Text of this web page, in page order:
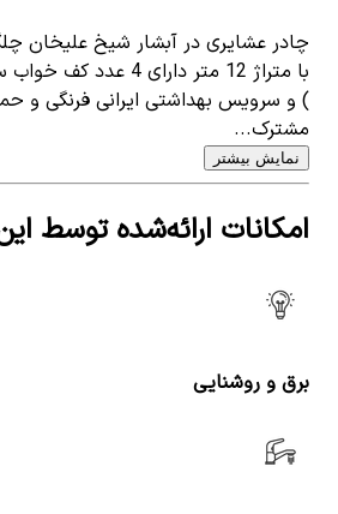
چادر عشایری در آبشار شیخ علیخان
با متراژ 12 متر
) و سرویس بهداشتی ایرانی فرنگی و
مشترک...
نمایش بیشتر
امکانات ارائه‌شده توسط
برق و روشنایی